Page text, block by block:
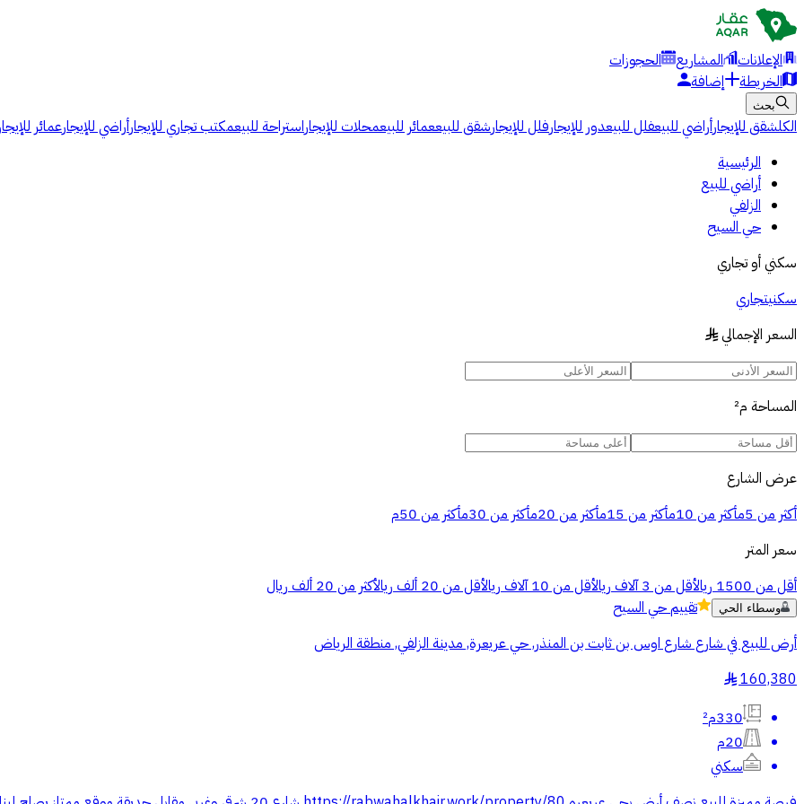
الإعلانات المشاريع
الحجوزات
الخريطة
إضافة
بحث
الكلشقق للإيجارأراضي للبيعفلل للبيعدور للإيجارفلل للإيجارشقق للبيععمائر للبيعمحلات للإيجاراستراحة للبيعمكتب تجاري للإيجارأراضي للإيجارعمائر للإيجار
الرئيسية
أراضي للبيع
الزلفي
حي السيح
سكني أو تجاري
سكنيتجاري
السعر الإجمالي §
المساحة م²
عرض الشارع
أكثر من 5م
أكثر من 10م أكثر من 15م أكثر من 20م أكثر من 30م
أكثر من 50م
سعر المتر
أقل من 1500 ريال
أقل من 3 آلاف ريال أقل من 10 آلاف ريال أقل من 20 ألف ريال أكثر من 20 ألف ريال
وسطاء الحي تقييمحي السيح
أرض للبيع في شارع شارع اوس بن ثابت بن المنذر, حي عريعرة, مدينة الزلفي, منطقة الرياض
160,380
§
330م²
20م
سكني